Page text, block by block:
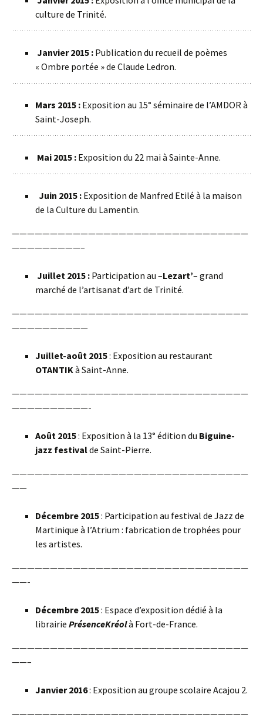
culture de Trinité.
Janvier 2015 : Publication du recueil de poèmes
« Ombre portée » de Claude Ledron.
Mars 2015 : Exposition au 15° séminaire de l’AMDOR à
Saint-Joseph.
Mai 2015 : Exposition du 22 mai à Sainte-Anne.
Juin 2015 : Exposition de Manfred Etilé à la maison
de la Culture du Lamentin.
———————————————————————————————
—————————–
Juillet 2015 : Participation au –Lezart’– grand
marché de l’artisanat d’art de Trinité.
———————————————————————————————
——————————
Juillet-août 2015: Exposition au restaurant
OTANTIKà Saint-Anne.
———————————————————————————————
——————————-
Août 2015: Exposition à la 13° édition du Biguine-
jazz festivalde Saint-Pierre.
———————————————————————————————
——
Décembre 2015: Participation au festival de Jazz de
Martinique à l’Atrium : fabrication de trophées pour
les artistes.
———————————————————————————————
——-
Décembre 2015: Espace d’exposition dédié à la
librairie PrésenceKréolà Fort-de-France.
———————————————————————————————
——–
Janvier 2016: Exposition au groupe scolaire Acajou 2.
———————————————————————————————